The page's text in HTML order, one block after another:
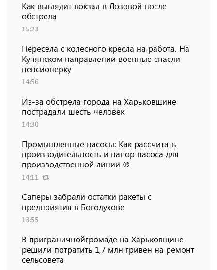
Как выглядит вокзал в Лозовой после
обстрела
15:23
Пересела с колесного кресла на работа. На
Купянском направлении военные спасли
пенсионерку
14:56
Из-за обстрела города на Харьковщине
пострадали шесть человек
14:30
Промышленные насосы: Как рассчитать
производительность и напор насоса для
производственной линии ℗
14:11
Саперы забрали остатки ракеты с
предприятия в Богодухове
13:55
В приграничнойгромаде на Харьковщине
решили потратить 1,7 млн ​​гривен на ремонт
сельсовета